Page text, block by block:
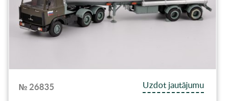
№ 26835
Uzdot jautājumu